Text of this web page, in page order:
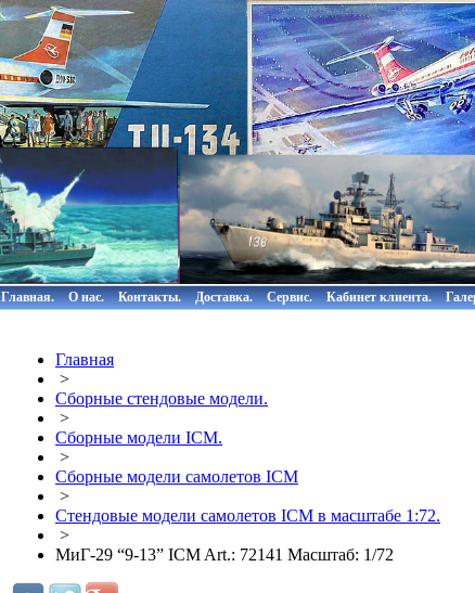
Главная. О нас. Контакты. Доставка. Сервис. Кабинет клиента.
Главная
>
Сборные стендовые модели.
>
Сборные модели ICM.
>
Сборные модели самолетов ICM
>
Стендовые модели самолетов ICM в масштабе 1:72.
>
МиГ-29 “9-13” ICM Art.: 72141 Масштаб: 1/72